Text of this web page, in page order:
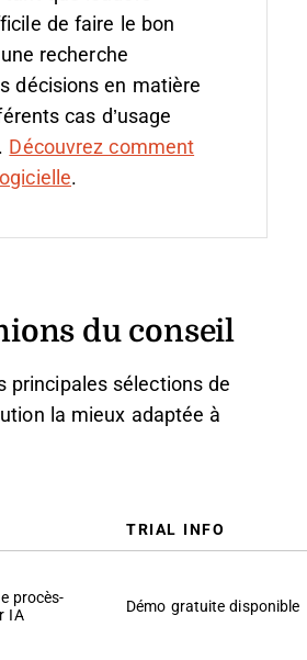
de faire le bon
recherche
décisions en matière
cas d’usage
Découvrez comment
.
du conseil
sélections de
la mieux adaptée à
TRIAL INFO
procès-
IA
Démo gratuite disponible